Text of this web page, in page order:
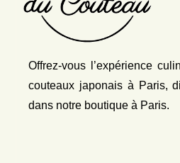
Offrez-vous l’expérience
couteaux japonais à Paris,
dans notre boutique à Paris.